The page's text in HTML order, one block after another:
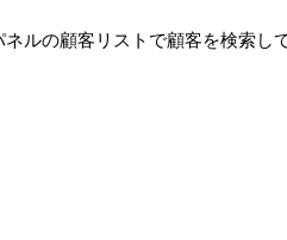
ルの顧客リストで顧客を検索し